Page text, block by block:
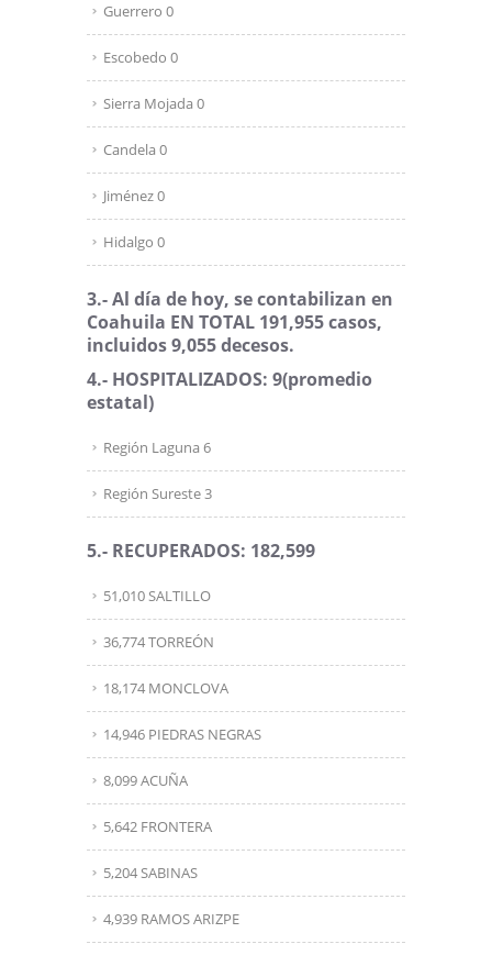
Guerrero 0
Escobedo 0
Sierra Mojada 0
Candela 0
Jiménez 0
Hidalgo 0
3.- Al día de hoy, se contabilizan en
Coahuila EN TOTAL 191,955 casos,
incluidos 9,055 decesos.
4.- HOSPITALIZADOS: 9(promedio
estatal)
Región Laguna 6
Región Sureste 3
5.- RECUPERADOS: 182,599
51,010 SALTILLO
36,774 TORREÓN
18,174 MONCLOVA
14,946 PIEDRAS NEGRAS
8,099 ACUÑA
5,642 FRONTERA
5,204 SABINAS
4,939 RAMOS ARIZPE